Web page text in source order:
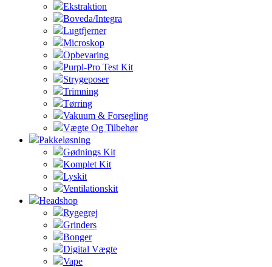
Ekstraktion
Boveda/Integra
Lugtfjerner
Microskop
Opbevaring
Purpl-Pro Test Kit
Strygeposer
Trimning
Tørring
Vakuum & Forsegling
Vægte Og Tilbehør
Pakkeløsning
Gødnings Kit
Komplet Kit
Lyskit
Ventilationskit
Headshop
Rygegrej
Grinders
Bonger
Digital Vægte
Vape